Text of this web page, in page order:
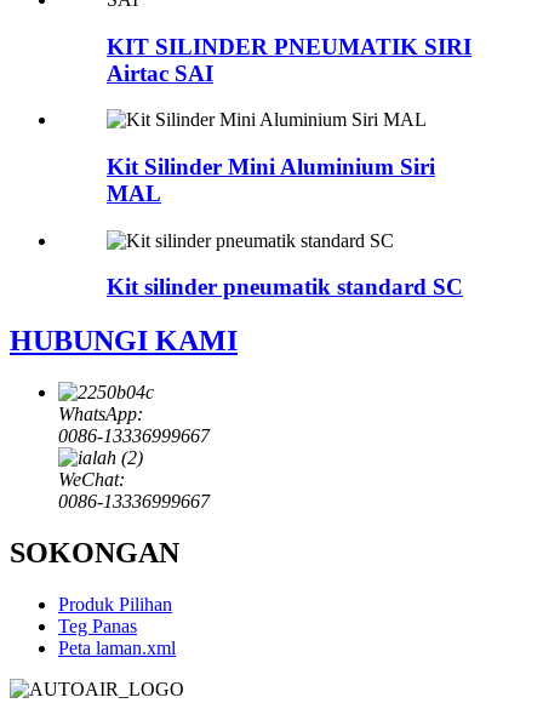
KIT SILINDER PNEUMATIK SIRI
Airtac SAI
Kit Silinder Mini Aluminium Siri
MAL
Kit silinder pneumatik standard SC
HUBUNGI KAMI
WhatsApp:
0086-13336999667
WeChat:
0086-13336999667
SOKONGAN
Produk Pilihan
Teg Panas
Peta laman.xml